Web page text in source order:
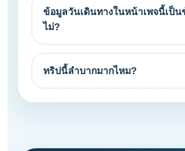
ข้อมูลวันเดินทางในหน้าเพจนี้เป็
ไม่?
ทริปนี้ลำบากมากไหม?